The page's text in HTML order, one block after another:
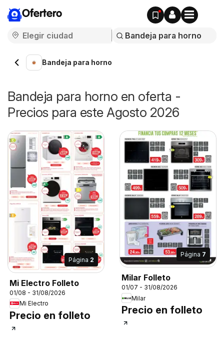
Ofertero
Bandeja para horno
Bandeja para horno en oferta -
Precios para este Agosto 2026
Página 2
Mi Electro Folleto
01/08 - 31/08/2026
Mi Electro
Precio en folleto
Página 7
Milar Folleto
01/07 - 31/08/2026
Milar
Precio en folleto